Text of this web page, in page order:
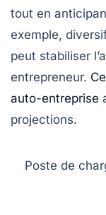
tout en
exemple,
peut stabiliser
entrepreneur.
auto-entreprise
projections.
Poste de